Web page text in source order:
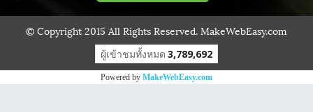
© Copyright 2015 All Rights Reserved. MakeWebEasy.com
ผู้เข้าชมวันนี้ 611
Powered by MakeWebEasy.com